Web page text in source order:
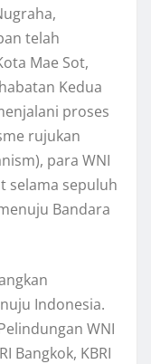
telah
Mae Sot,
Kedua
proses
rujukan
para WNI
selama sepuluh
Bandara
Indonesia.
WNI
Bangkok, KBRI